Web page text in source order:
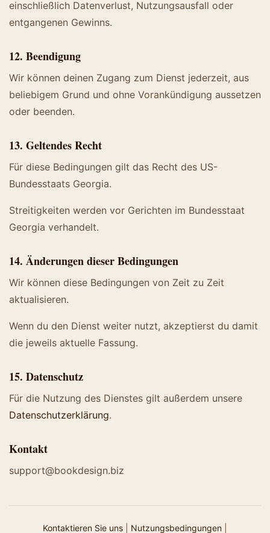
einschließlich Datenverlust, Nutzungsausfall oder
entgangenen Gewinns.
12. Beendigung
Wir können deinen Zugang zum Dienst jederzeit, aus
beliebigem Grund und ohne Vorankündigung aussetzen
oder beenden.
13. Geltendes Recht
Für diese Bedingungen gilt das Recht des US-
Bundesstaats Georgia.
Streitigkeiten werden vor Gerichten im Bundesstaat
Georgia verhandelt.
14. Änderungen dieser Bedingungen
Wir können diese Bedingungen von Zeit zu Zeit
aktualisieren.
Wenn du den Dienst weiter nutzt, akzeptierst du damit
die jeweils aktuelle Fassung.
15. Datenschutz
Für die Nutzung des Dienstes gilt außerdem unsere
Datenschutzerklärung.
Kontakt
support@bookdesign.biz
Kontaktieren Sie uns Nutzungsbedingungen